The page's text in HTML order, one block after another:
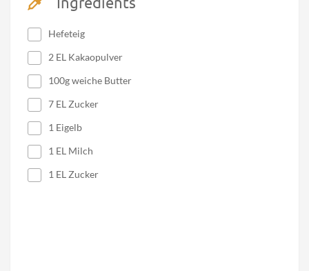
Hefeteig
2 EL Kakaopulver
100g weiche Butter
7 EL Zucker
1 Eigelb
1 EL Milch
1 EL Zucker